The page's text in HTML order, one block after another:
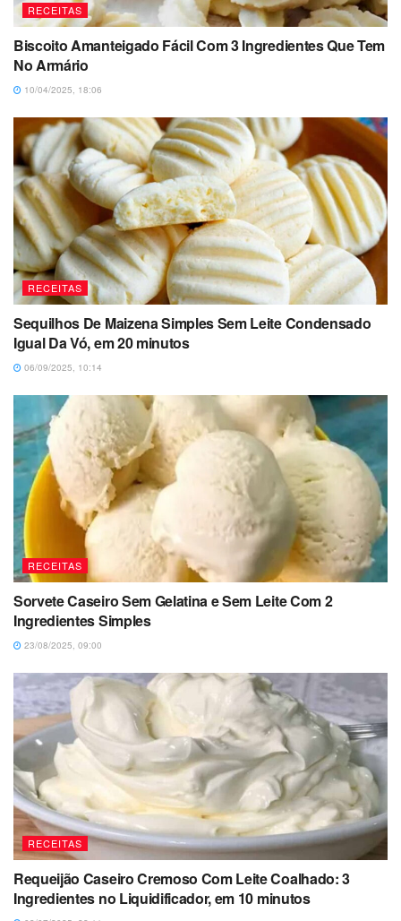
RECEITAS
Biscoito Amanteigado Fácil Com 3 Ingredientes Que Tem
No Armário
10/04/2025, 18:06
RECEITAS
Sequilhos De Maizena Simples Sem Leite Condensado
Igual Da Vó, em 20 minutos
06/09/2025, 10:14
RECEITAS
Sorvete Caseiro Sem Gelatina e Sem Leite Com 2
Ingredientes Simples
23/08/2025, 09:00
RECEITAS
Requeijão Caseiro Cremoso Com Leite Coalhado: 3
Ingredientes no Liquidificador, em 10 minutos